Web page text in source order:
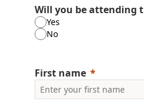
Will you be attending
Yes
No
First name